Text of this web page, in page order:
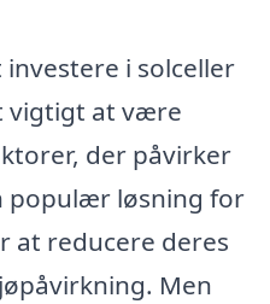
i solceller
vigtigt at være
der påvirker
populær løsning for
at reducere deres
Men